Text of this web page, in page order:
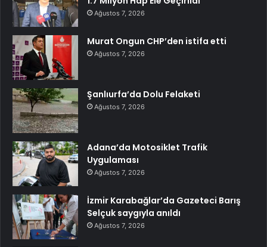
Ağustos 7, 2026
Murat Ongun CHP’den istifa etti
Ağustos 7, 2026
Şanlıurfa’da Dolu Felaketi
Ağustos 7, 2026
Adana’da Motosiklet Trafik
Uygulaması
Ağustos 7, 2026
İzmir Karabağlar’da Gazeteci Barış
Selçuk saygıyla anıldı
Ağustos 7, 2026